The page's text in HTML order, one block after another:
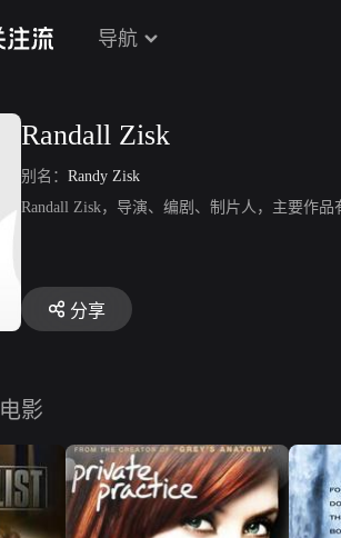
导航
Randall Zisk
别名： Randy Zisk
Randall Zisk，导演、编剧、制片人，主要作
分享
电影